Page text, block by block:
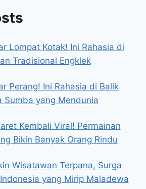
Lompat Kotak! Ini Rahasia di
Tradisional Engklek
Perang! Ini Rahasia di Balik
Sumba yang Mendunia
Kembali Viral! Permainan
Bikin Banyak Orang Rindu
Wisatawan Terpana, Surga
yang Mirip Maladewa